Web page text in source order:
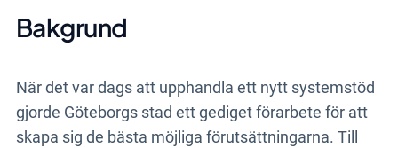
Bakgrund
När det var dags att upphandla ett nytt systemstöd
gjorde Göteborgs stad ett gediget förarbete för att
skapa sig de bästa möjliga förutsättningarna. Till